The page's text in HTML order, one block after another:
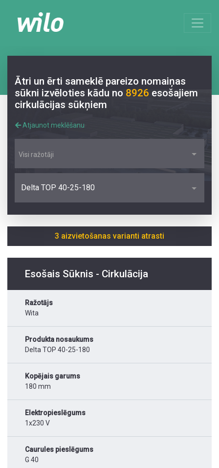
Ātri un ērti sameklē pareizo nomaiņas
sūkni izvēloties kādu no 8926 esošajiem
cirkulācijas sūkņiem
Atjaunot meklēšanu
Visi ražotāji
Delta TOP 40-25-180
3 aizvietošanas varianti atrasti
Esošais Sūknis - Cirkulācija
Ražotājs
Wita
Produkta nosaukums
Delta TOP 40-25-180
Kopējais garums
180 mm
Elektropieslēgums
1x230 V
Caurules pieslēgums
G 40